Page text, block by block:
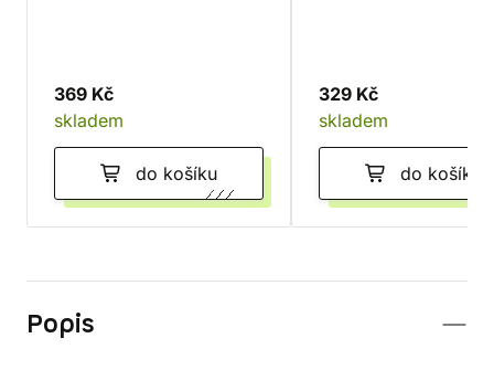
369 Kč
skladem
do košíku
329 Kč
skladem
do košíku
Popis